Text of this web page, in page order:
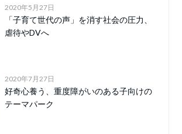
2020年5月27日
「子育て世代の声」を消す社会の圧力、
虐待やDVへ
2020年7月27日
好奇心養う、重度障がいのある子向けの
テーマパーク